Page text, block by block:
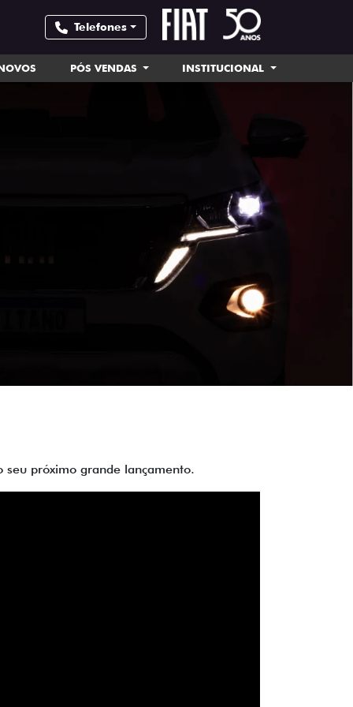
Telefones
PÓS VENDAS INSTITUCIONAL
próximo grande lançamento.